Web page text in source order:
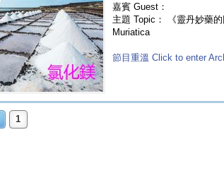
嘉賓 Guest：
主題 Topic： 《靈丹妙藥
Muriatica
節目重溫 Click to enter
1